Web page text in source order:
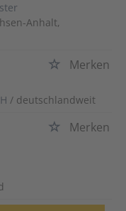
Anhalt,
Merken
/ deutschlandweit
Merken